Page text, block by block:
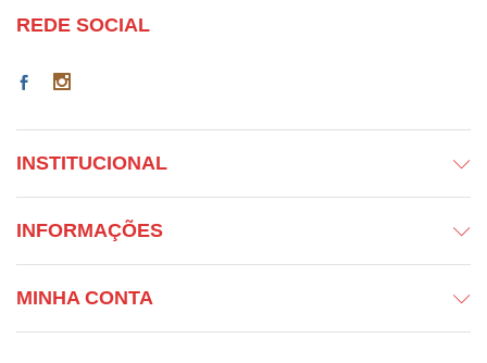
REDE SOCIAL
INSTITUCIONAL
INFORMAÇÕES
MINHA CONTA